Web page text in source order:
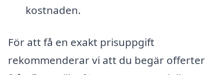
kostnaden.
För att få en exakt prisuppgift
rekommenderar vi att du begär offerter